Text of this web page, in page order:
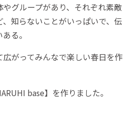
グループがあり、それぞれ素敵
知らないことがいっぱいで、伝
る。
広がってみんなで楽しい春日を作
base】を作りました。